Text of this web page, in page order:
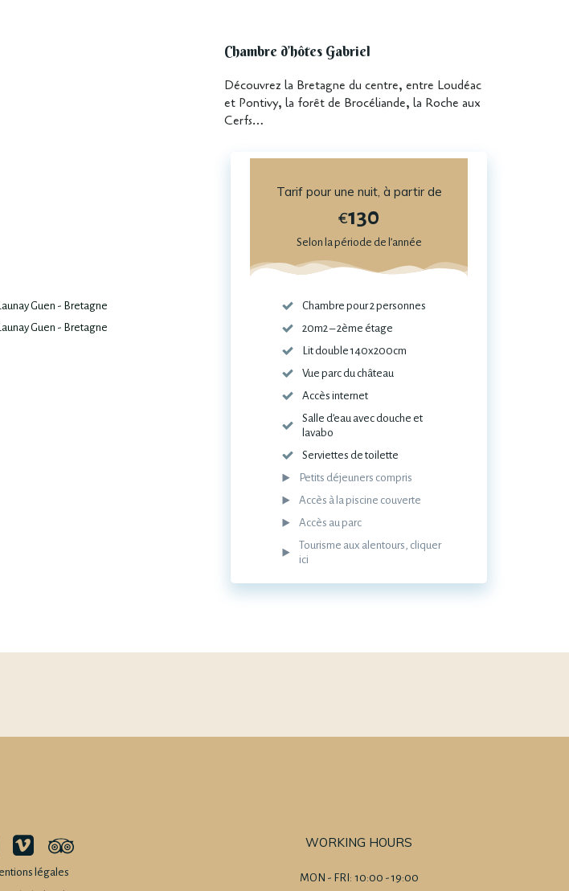
Chambre d’hôtes Gabriel
Découvrez la Bretagne du centre, entre Loudéac
et Pontivy, la forêt de Brocéliande, la Roche aux
Cerfs…
Tarif pour une nuit, à partir de
€130
Selon la période de l’année
Chambre pour 2 personnes
20m2 – 2ème étage
Lit double 140x200cm
Vue parc du château
Accès internet
Salle d’eau avec douche et
lavabo
Serviettes de toilette
Petits déjeuners compris
Accès à la piscine couverte
Accès au parc
Tourisme aux alentours, cliquer
ici
légales
WORKING HOURS
MON - FRI: 10:00 - 19:00